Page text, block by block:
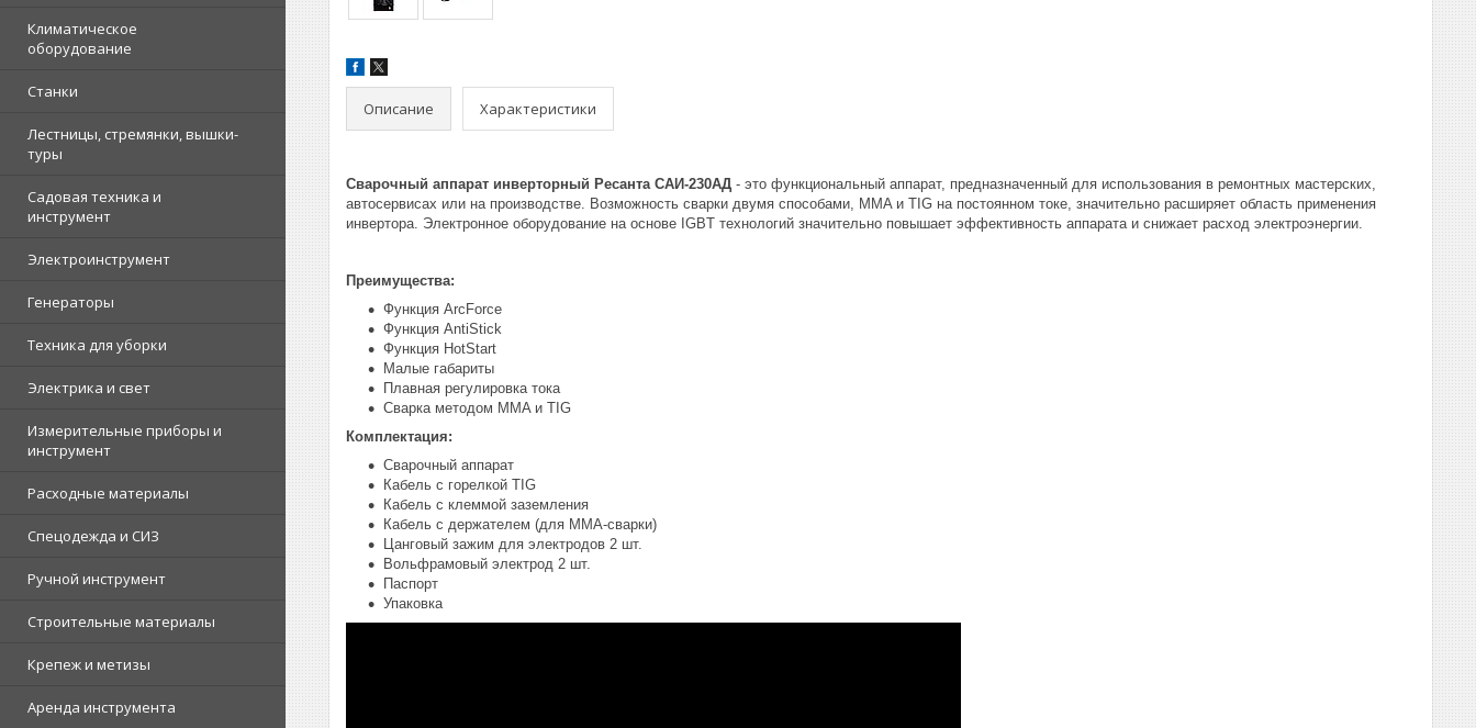
Климатическое
оборудование
Станки
Лестницы, стремянки, вышки-
туры
Садовая техника и
инструмент
Электроинструмент
Генераторы
Техника для уборки
Электрика и свет
Измерительные приборы и
инструмент
Расходные материалы
Спецодежда и СИЗ
Ручной инструмент
Строительные материалы
Крепеж и метизы
Аренда инструмента
Описание Характеристики
Сварочный аппарат инверторный Ресанта САИ-230АД - это функциональный аппарат, предназначенный для использования в ремонтных мастерских,
автосервисах или на производстве. Возможность сварки двумя способами, MMA и TIG на постоянном токе, значительно расширяет область применения
инвертора. Электронное оборудование на основе IGBT технологий значительно повышает эффективность аппарата и снижает расход электроэнергии.
Преимущества:
Функция ArcForce
Функция AntiStick
Функция HotStart
Малые габариты
Плавная регулировка тока
Сварка методом MMA и TIG
Комплектация:
Сварочный аппарат
Кабель с горелкой TIG
Кабель с клеммой заземления
Кабель с держателем (для ММА-сварки)
Цанговый зажим для электродов 2 шт.
Вольфрамовый электрод 2 шт.
Паспорт
Упаковка